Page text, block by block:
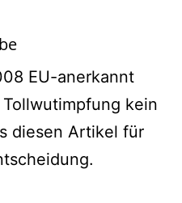
EU-anerkannt
kein
diesen Artikel für